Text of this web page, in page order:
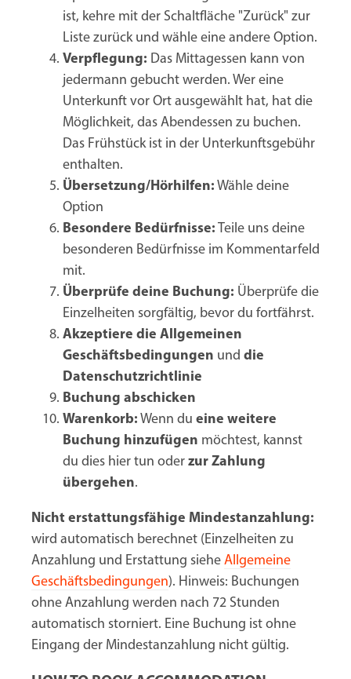
ist, kehre mit der Schaltfläche "Zurück" zur
Liste zurück und wähle eine andere Option.
Verpflegung: Das Mittagessen kann von
jedermann gebucht werden. Wer eine
Unterkunft vor Ort ausgewählt hat, hat die
Möglichkeit, das Abendessen zu buchen.
Das Frühstück ist in der Unterkunftsgebühr
enthalten.
Übersetzung/Hörhilfen: Wähle deine
Option
Besondere Bedürfnisse: Teile uns deine
besonderen Bedürfnisse im Kommentarfeld
mit.
Überprüfe deine Buchung: Überprüfe die
Einzelheiten sorgfältig, bevor du fortfährst.
Akzeptiere die Allgemeinen
Geschäftsbedingungen und die
Datenschutzrichtlinie
Buchung abschicken
Warenkorb: Wenn du eine weitere
Buchung hinzufügen möchtest, kannst
du dies hier tun oder zur Zahlung
übergehen.
Nicht erstattungsfähige Mindestanzahlung:
wird automatisch berechnet (Einzelheiten zu
Anzahlung und Erstattung siehe Allgemeine
Geschäftsbedingungen). Hinweis: Buchungen
ohne Anzahlung werden nach 72 Stunden
automatisch storniert. Eine Buchung ist ohne
Eingang der Mindestanzahlung nicht gültig.